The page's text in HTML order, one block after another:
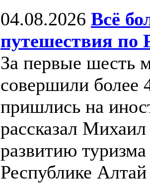
04.08.2026 Всё
путешествия по
За первые шесть
совершили более
пришлись на
рассказал
развитию
Республике